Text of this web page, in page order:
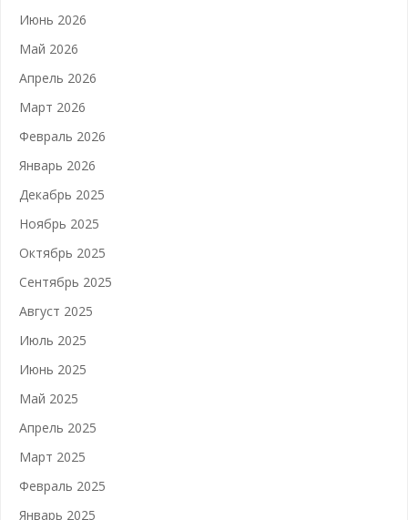
Июнь 2026
Май 2026
Апрель 2026
Март 2026
Февраль 2026
Январь 2026
Декабрь 2025
Ноябрь 2025
Октябрь 2025
Сентябрь 2025
Август 2025
Июль 2025
Июнь 2025
Май 2025
Апрель 2025
Март 2025
Февраль 2025
Январь 2025